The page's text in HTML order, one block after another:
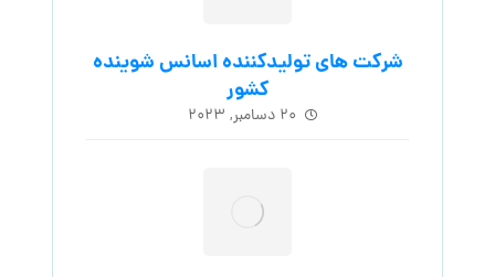
شرکت های تولیدکننده اسانس شوینده
کشور
۲۰ دسامبر, ۲۰۲۳